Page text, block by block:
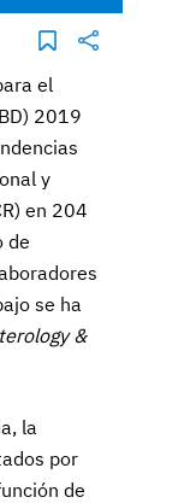
el
2019
y
en 204
de
se ha
&
la
por
de